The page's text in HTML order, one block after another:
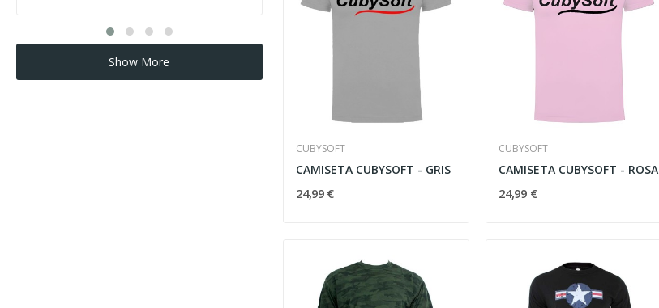
Show More
CUBYSOFT
CAMISETA CUBYSOFT - GRIS
24,99 €
CUBYSOFT
CAMISETA CUBYSOFT - ROSA
24,99 €